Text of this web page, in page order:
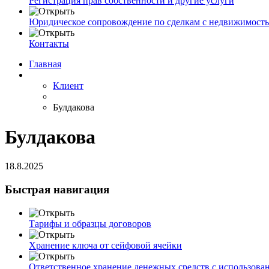
Юридическое сопровождение по сделкам с
Контакты
Главная
Клиент
Булдакова
Булдакова
18.8.2025
Быстрая навигация
Тарифы и образцы договоров
Хранение ключа от сейфовой ячейки
Ответственное хранение денежных средств с